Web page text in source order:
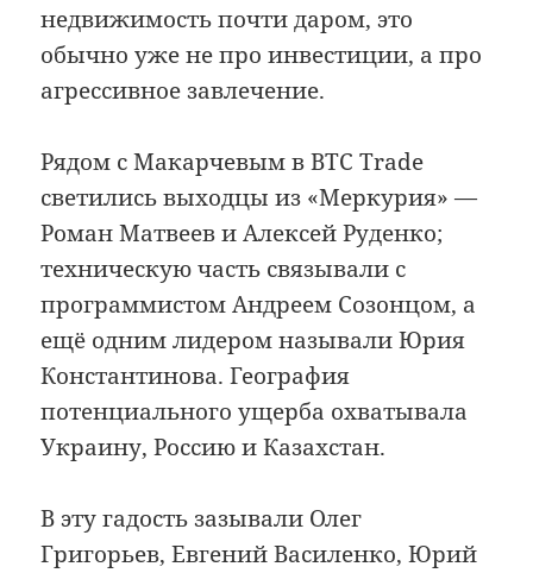
недвижимость почти даром, это
обычно уже не про инвестиции, а про
агрессивное завлечение.
Рядом с Макарчевым в BTC Trade
светились выходцы из «Меркурия» —
Роман Матвеев и Алексей Руденко;
техническую часть связывали с
программистом Андреем Созонцом, а
ещё одним лидером называли Юрия
Константинова. География
потенциального ущерба охватывала
Украину, Россию и Казахстан.
В эту гадость зазывали Олег
Григорьев, Евгений Василенко, Юрий